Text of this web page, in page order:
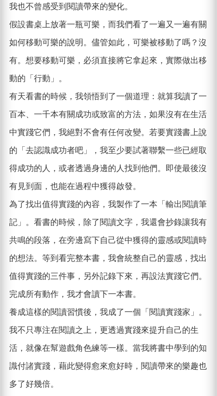
我也不曾感受到閱讀帶來的變化。
假設書桌上放著一瓶可樂，而我們看了一遍又一遍有關
如何移動可樂的說明。儘管如此，可樂被移動了嗎？沒
有。想要移動可樂，必須直接將它拿起來，實際做出移
動的「行動」。
有天看書的時候，我領悟到了一個道理：就算我讀了一
百本、一千本有關成功或致富的方法，如果沒有在生活
中實踐它們，我絕對不會有任何改變。若要實踐書上說
的「去認識成功者吧」，我至少要試著聯繫一些已經取
得成功的人，或者透過身邊的人找到他們。即使最後沒
有見到面，也能在過程中獲得啟發。
為了找出值得實踐的內容，我製作了一本「輸出閱讀筆
記」。看書的時候，除了閱讀文字，我還會抄錄讓我有
共鳴的段落，在旁邊寫下自己從中獲得的靈感或閱讀時
的想法。等到看完整本書，我會統整自己的靈感，找出
值得實踐的三件事，另外記錄下來，再設法實踐它們。
完成所有動作，我才會讀下一本書。
養成這樣的閱讀習慣後，我成了一個「閱讀實踐家」。
我不只專注在閱讀之上，更透過實踐來提升自己的生
活，就像在幫遊戲角色練等一樣。當我將書中學到的知
識付諸實踐，藉此變得愈來愈好時，閱讀帶來的樂趣也
多了好幾倍。